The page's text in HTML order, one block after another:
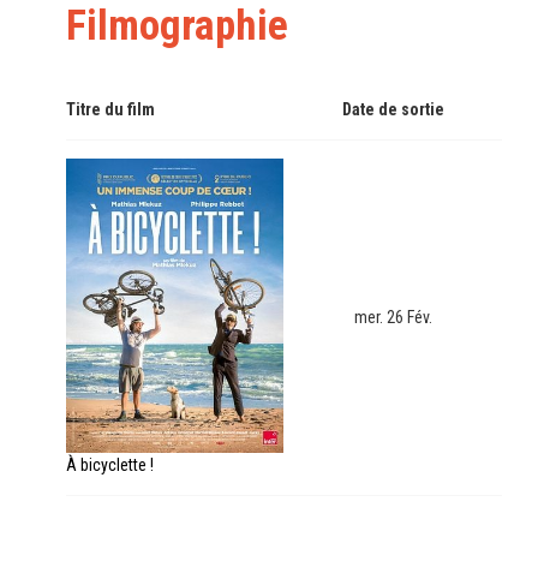
Filmographie
Titre du film Date de sortie
À bicyclette !
mer. 26 Fév.